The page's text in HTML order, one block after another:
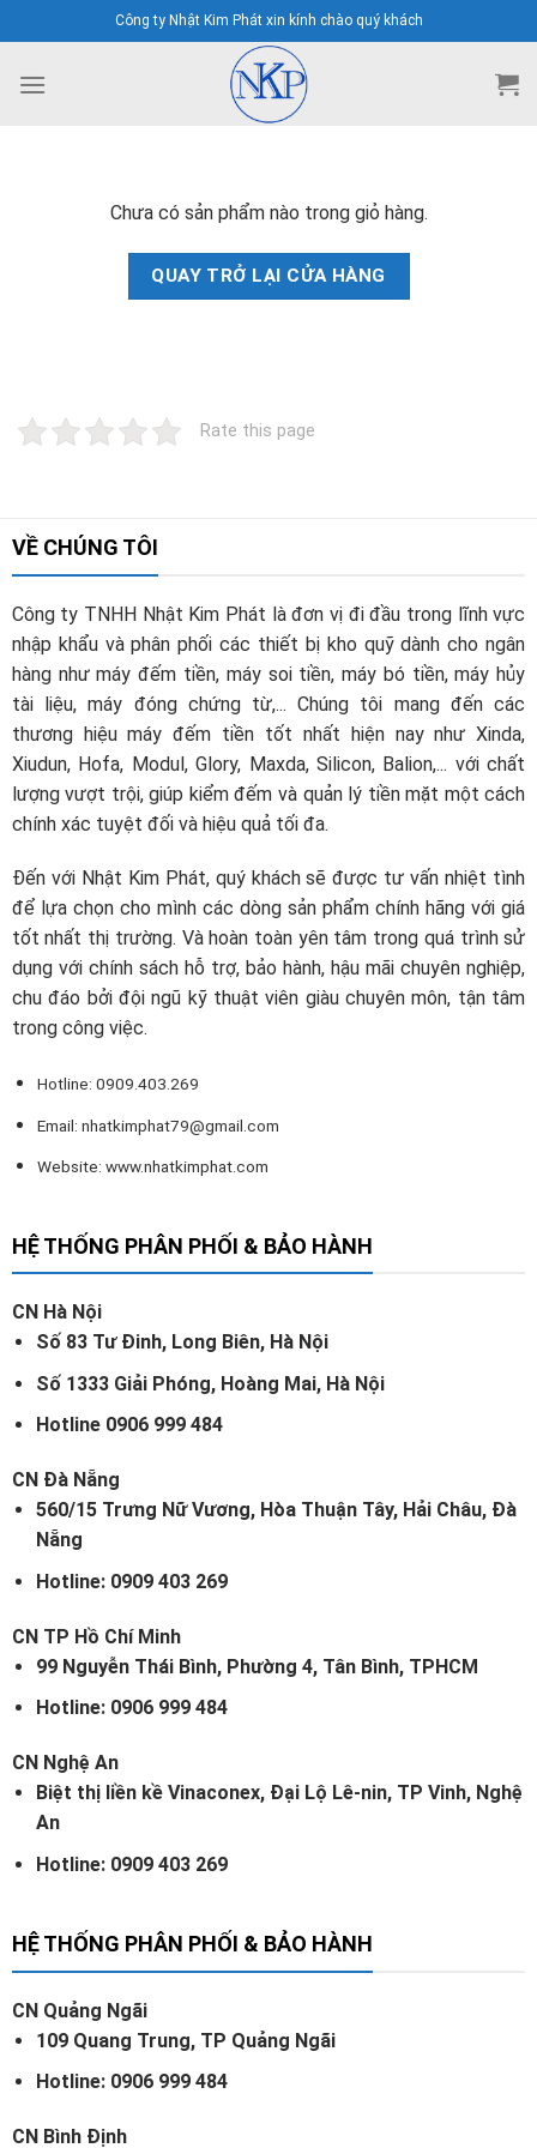
to
content
Công ty Nhật Kim Phát xin kính chào quý khách
Chưa có sản phẩm nào trong giỏ hàng.
QUAY TRỞ LẠI CỬA HÀNG
Rate this page
VỀ CHÚNG TÔI
Công ty TNHH Nhật Kim Phát là đơn vị đi đầu trong lĩnh vực
nhập khẩu và phân phối các thiết bị kho quỹ dành cho ngân
hàng như máy đếm tiền, máy soi tiền, máy bó tiền, máy hủy
tài liệu, máy đóng chứng từ,... Chúng tôi mang đến các
thương hiệu máy đếm tiền tốt nhất hiện nay như Xinda,
Xiudun, Hofa, Modul, Glory, Maxda, Silicon, Balion,... với chất
lượng vượt trội, giúp kiểm đếm và quản lý tiền mặt một cách
chính xác tuyệt đối và hiệu quả tối đa.
Đến với Nhật Kim Phát, quý khách sẽ được tư vấn nhiệt tình
để lựa chọn cho mình các dòng sản phẩm chính hãng với giá
tốt nhất thị trường. Và hoàn toàn yên tâm trong quá trình sử
dụng với chính sách hỗ trợ, bảo hành, hậu mãi chuyên nghiệp,
chu đáo bởi đội ngũ kỹ thuật viên giàu chuyên môn, tận tâm
trong công việc.
Hotline: 0909.403.269
Email: nhatkimphat79@gmail.com
Website: www.nhatkimphat.com
HỆ THỐNG PHÂN PHỐI & BẢO HÀNH
CN Hà Nội
Số 83 Tư Đinh, Long Biên, Hà Nội
Số 1333 Giải Phóng, Hoàng Mai, Hà Nội
Hotline 0906 999 484
CN Đà Nẵng
560/15 Trưng Nữ Vương, Hòa Thuận Tây, Hải Châu, Đà
Nẵng
Hotline: 0909 403 269
CN TP Hồ Chí Minh
99 Nguyễn Thái Bình, Phường 4, Tân Bình, TPHCM
Hotline: 0906 999 484
CN Nghệ An
Biệt thị liền kề Vinaconex, Đại Lộ Lê-nin, TP Vinh, Nghệ
An
Hotline: 0909 403 269
HỆ THỐNG PHÂN PHỐI & BẢO HÀNH
CN Quảng Ngãi
109 Quang Trung, TP Quảng Ngãi
Hotline: 0906 999 484
CN Bình Định